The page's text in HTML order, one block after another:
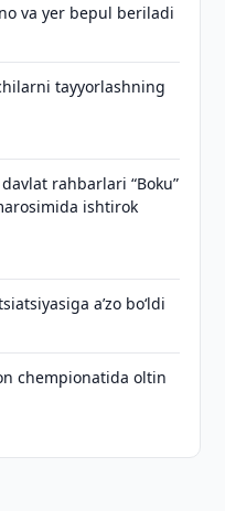
va yer bepul beriladi
tayyorlashning
rahbarlari “Boku”
ishtirok
aʼzo bo‘ldi
chempionatida oltin